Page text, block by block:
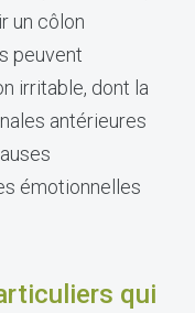
un côlon
peuvent
irritable, dont la
antérieures
émotionnelles
qui